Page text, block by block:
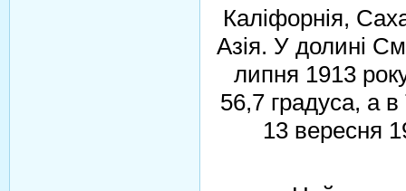
Каліфорнія,
Азія. У долині
липня 1913
56,7 градуса, а
13 вересня